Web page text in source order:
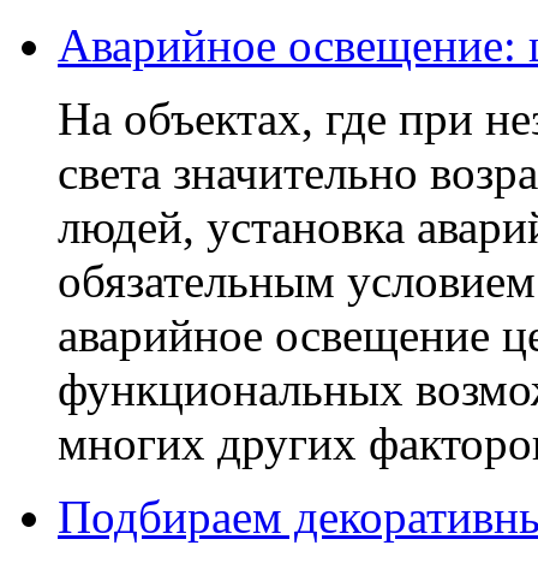
Аварийное освещение:
На объектах, где при
света значительно
людей, установка
обязательным
аварийное освещение
функциональных
многих других
Подбираем